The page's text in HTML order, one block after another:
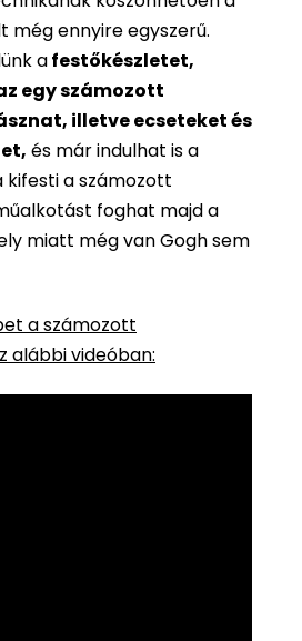
még ennyire egyszerű.
afestőkészletet,
egy számozott
illetve ecseteket és
és már indulhat is a
kifesti a számozott
foghat majd a
miatt még van Gogh sem
a számozott
alábbi videóban: